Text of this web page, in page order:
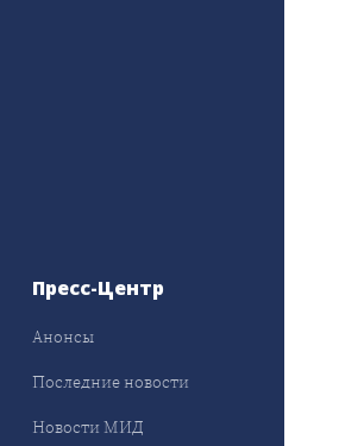
Пресс-Центр
Анонсы
Последние новости
Новости МИД